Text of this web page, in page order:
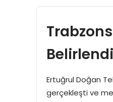
Belirlendi
Ertuğrul Doğan
gerçekleşti ve